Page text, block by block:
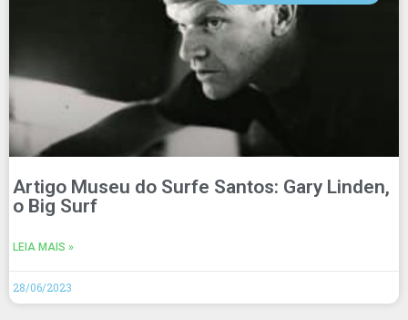
Artigo Museu do Surfe Santos: Gary Linden,
o Big Surf
LEIA MAIS »
28/06/2023